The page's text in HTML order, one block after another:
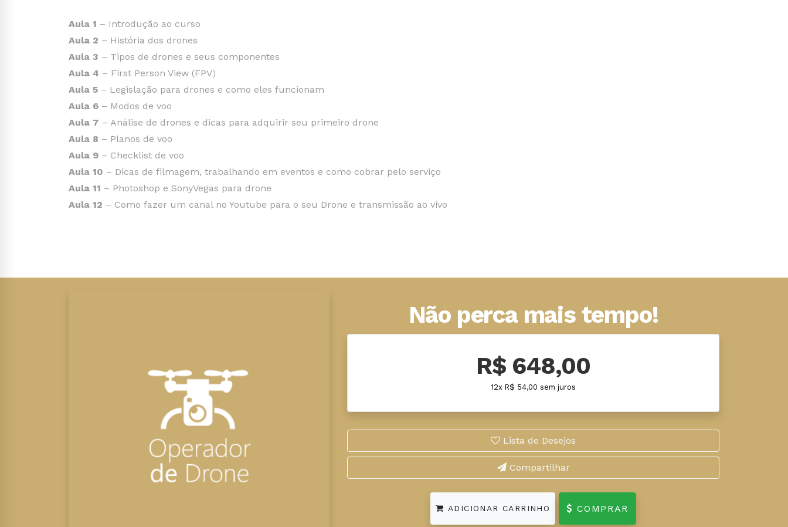
Aula 1 – Introdução ao curso
Aula 2 – História dos drones
Aula 3 – Tipos de drones e seus componentes
Aula 4 – First Person View (FPV)
Aula 5 – Legislação para drones e como eles funcionam
Aula 6 – Modos de voo
Aula 7 – Análise de drones e dicas para adquirir seu primeiro drone
Aula 8 – Planos de voo
Aula 9 – Checklist de voo
Aula 10 – Dicas de filmagem, trabalhando em eventos e como cobrar pelo serviço
Aula 11 – Photoshop e SonyVegas para drone
Aula 12 – Como fazer um canal no Youtube para o seu Drone e transmissão ao vivo
Não perca mais tempo!
R$ 648,00
12x R$ 54,00 sem juros
Lista de Desejos
Compartilhar
ADICIONAR CARRINHO COMPRAR